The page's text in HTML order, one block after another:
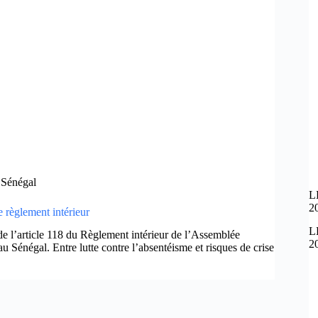
Sénégal
règlement intérieur
118 du Règlement intérieur de l’Assemblée
Sénégal. Entre lutte contre l’absentéisme et risques de crise